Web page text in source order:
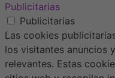
Publicitarias
Publicitarias
Las cookies
los visitantes anuncios
relevantes. Estas